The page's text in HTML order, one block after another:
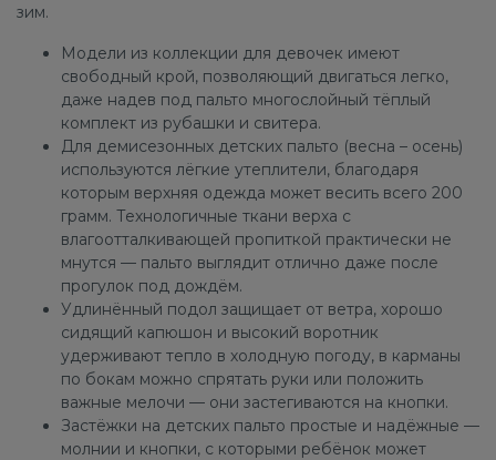
зим.
Модели из коллекции для девочек имеют
свободный крой, позволяющий двигаться легко,
даже надев под пальто многослойный тёплый
комплект из рубашки и свитера.
Для демисезонных детских пальто (весна – осень)
используются лёгкие утеплители, благодаря
которым верхняя одежда может весить всего 200
грамм. Технологичные ткани верха с
влагоотталкивающей пропиткой практически не
мнутся — пальто выглядит отлично даже после
прогулок под дождём.
Удлинённый подол защищает от ветра, хорошо
сидящий капюшон и высокий воротник
удерживают тепло в холодную погоду, в карманы
по бокам можно спрятать руки или положить
важные мелочи — они застегиваются на кнопки.
Застёжки на детских пальто простые и надёжные —
молнии и кнопки, с которыми ребёнок может